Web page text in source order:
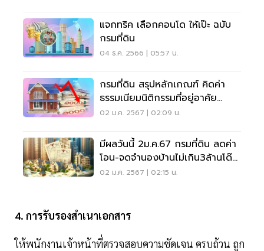
แจกทริค เลือกคอนโด ให้เป๊ะ ฉบับ
กรมที่ดิน
04 ธ.ค. 2566 | 05:57 น.
กรมที่ดิน สรุปหลักเกณฑ์ คิดค่า
ธรรมเนียมนิติกรรมที่อยู่อาศัย
2567
02 ม.ค. 2567 | 02:09 น.
มีผลวันนี้ 2ม.ค.67 กรมที่ดิน ลดค่า
โอน-จดจำนองบ้านไม่เกิน3ล้านโด๊ป
อสังหาฯ
02 ม.ค. 2567 | 02:15 น.
4. การรับรองสำเนาเอกสาร
ให้พนักงานเจ้าหน้าที่ตรวจสอบความชัดเจน ครบถ้วน ถูก